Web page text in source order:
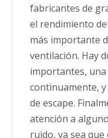
fabricantes de
el rendimiento
más importante
ventilación. Hay
importantes, una
continuamente,
de escape.
atención a
ruido, ya sea